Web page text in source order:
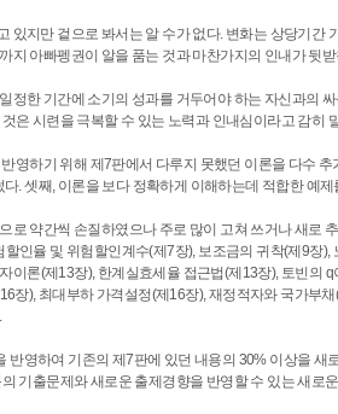
지만 겉으로 봐서는 알 수가 없다. 변화는 상당기간
지 아빠펭권이 알을 품는 것과 마찬가지의 인내가 뒷
정한 기간에 소기의 성과를 거두어야 하는 자신과의
은 시련을 극복할 수 있는 노력과 인내심이라고 감히
영하기 위해 제7판에서 다루지 못했던 이론을 다수
. 셋째, 이론을 보다 정확하게 이해하는데 적합한 예
로 약간씩 손질하였으나 주로 많이 고쳐 쓰거나 새로
인율 및 위험할인계수(제7장), 보조금의 귀착(제9장
론(제13장), 한계실효세율 접근법(제13장), 토빈의
장), 최대부하 가격설정(제16장), 재정적자와 국가부
영하여 기존의 제7판에 있던 내용의 30% 이상을
기출문제와 새로운 출제경향을 반영할 수 있는 새로